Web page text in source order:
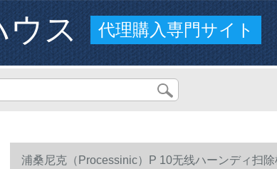
ウス 代理購入専門サイト
浦桑尼克（Processinic）P 10无线ハーンディ扫